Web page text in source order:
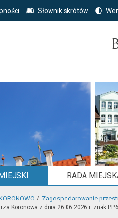
Słownik skrótów
RADA
Zagospodarowanie
Koronowa z dnia 26.06.2026 r. znak